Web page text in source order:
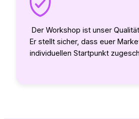
Der Workshop ist unser
Er stellt sicher, dass euer
individuellen Startpunkt